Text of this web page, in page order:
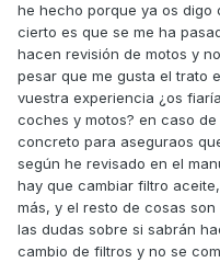
he hecho porque ya os digo
cierto es que se me ha
hacen revisión de motos y
pesar que me gusta el trato
vuestra experiencia ¿os
coches y motos? en caso
concreto para aseguraos
según he revisado en el
hay que cambiar filtro
más, y el resto de cosas
las dudas sobre si sabrán
cambio de filtros y no se